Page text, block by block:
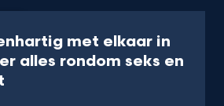
met elkaar in
alles rondom seks en